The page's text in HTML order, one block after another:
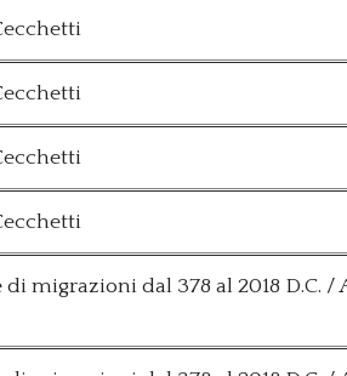
migrazioni dal 378 al 2018 D.C.